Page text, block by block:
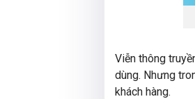
Viễn thông
dùng. Nhưng
khách hàng.